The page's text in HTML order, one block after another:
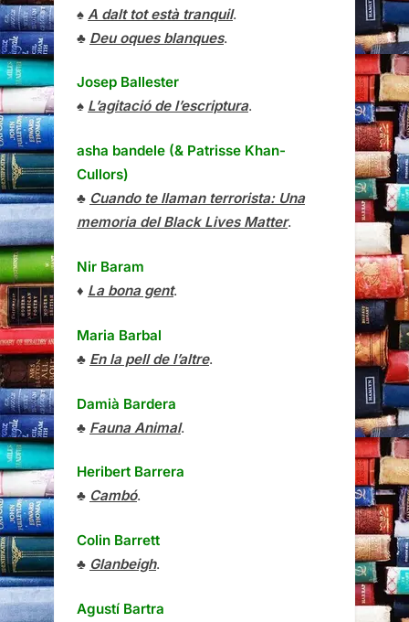
♠ A dalt tot està tranquil.
♣ Deu oques blanques.
Josep Ballester
♠ L’agitació de l’escriptura.
asha bandele (& Patrisse Khan-
Cullors)
♣ Cuando te llaman terrorista: Una
memoria del Black Lives Matter.
Nir Baram
♦ La bona gent.
Maria Barbal
♣ En la pell de l’altre.
Damià Bardera
♣ Fauna Animal.
Heribert Barrera
♣ Cambó.
Colin Barrett
♣ Glanbeigh.
Agustí Bartra